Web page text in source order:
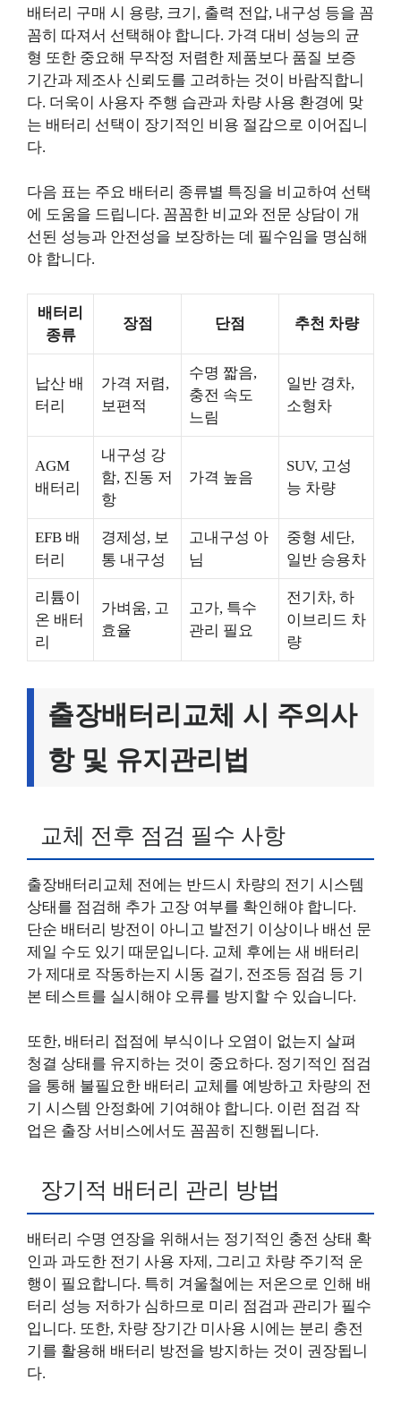
배터리 구매 시 용량, 크기, 출력 전압, 내구성 등을 꼼
꼼히 따져서 선택해야 합니다. 가격 대비 성능의 균
형 또한 중요해 무작정 저렴한 제품보다 품질 보증
기간과 제조사 신뢰도를 고려하는 것이 바람직합니
다. 더욱이 사용자 주행 습관과 차량 사용 환경에 맞
는 배터리 선택이 장기적인 비용 절감으로 이어집니
다.
다음 표는 주요 배터리 종류별 특징을 비교하여 선택
에 도움을 드립니다. 꼼꼼한 비교와 전문 상담이 개
선된 성능과 안전성을 보장하는 데 필수임을 명심해
야 합니다.
배터리
종류
장점 단점 추천 차량
납산 배
터리
가격 저렴,
보편적
수명 짧음,
충전 속도
느림
일반 경차,
소형차
AGM
배터리
내구성 강
함, 진동 저
항
가격 높음
SUV, 고성
능 차량
EFB 배
터리
경제성, 보
통 내구성
고내구성 아
님
중형 세단,
일반 승용차
리튬이
온 배터
리
가벼움, 고
효율
고가, 특수
관리 필요
전기차, 하
이브리드 차
량
출장배터리교체 시 주의사
항 및 유지관리법
교체 전후 점검 필수 사항
출장배터리교체 전에는 반드시 차량의 전기 시스템
상태를 점검해 추가 고장 여부를 확인해야 합니다.
단순 배터리 방전이 아니고 발전기 이상이나 배선 문
제일 수도 있기 때문입니다. 교체 후에는 새 배터리
가 제대로 작동하는지 시동 걸기, 전조등 점검 등 기
본 테스트를 실시해야 오류를 방지할 수 있습니다.
또한, 배터리 접점에 부식이나 오염이 없는지 살펴
청결 상태를 유지하는 것이 중요하다. 정기적인 점검
을 통해 불필요한 배터리 교체를 예방하고 차량의 전
기 시스템 안정화에 기여해야 합니다. 이런 점검 작
업은 출장 서비스에서도 꼼꼼히 진행됩니다.
장기적 배터리 관리 방법
배터리 수명 연장을 위해서는 정기적인 충전 상태 확
인과 과도한 전기 사용 자제, 그리고 차량 주기적 운
행이 필요합니다. 특히 겨울철에는 저온으로 인해 배
터리 성능 저하가 심하므로 미리 점검과 관리가 필수
입니다. 또한, 차량 장기간 미사용 시에는 분리 충전
기를 활용해 배터리 방전을 방지하는 것이 권장됩니
다.